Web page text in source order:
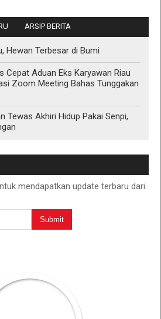
ARSIP BERITA
Hewan Terbesar di Bumi
Cepat Aduan Eks Karyawan Riau
Zoom Meeting Bahas Tunggakan
Tewas Akhiri Hidup Pakai Senpi,
mendapatkan update terbaru dari